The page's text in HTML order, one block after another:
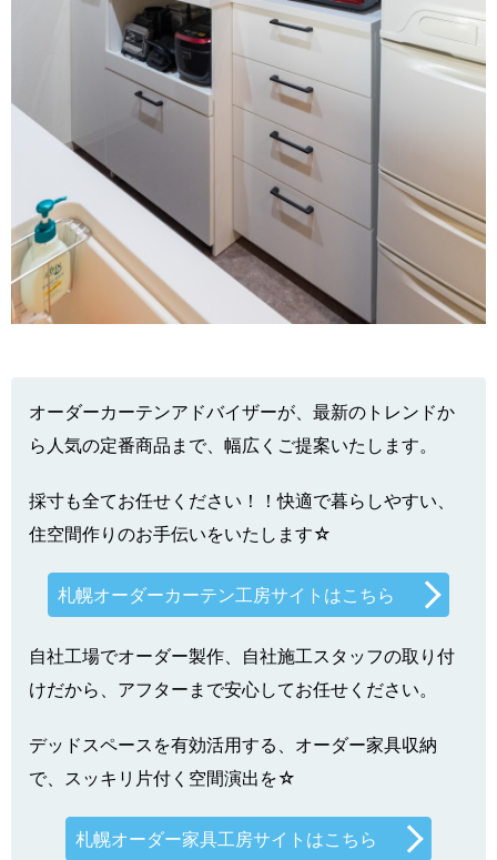
オーダーカーテンアドバイザーが、最新のトレンドか
ら人気の定番商品まで、幅広くご提案いたします。
採寸も全てお任せください！！快適で暮らしやすい、
住空間作りのお手伝いをいたします☆
札幌オーダーカーテン工房サイトはこちら
自社工場でオーダー製作、自社施工スタッフの取り付
けだから、アフターまで安心してお任せください。
デッドスペースを有効活用する、オーダー家具収納
で、スッキリ片付く空間演出を☆
札幌オーダー家具工房サイトはこちら